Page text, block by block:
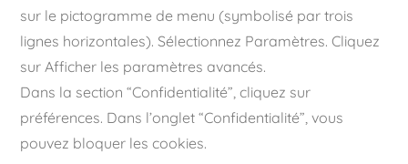
sur le pictogramme de menu (symbolisé par trois
lignes horizontales). Sélectionnez Paramètres. Cliquez
sur Afficher les paramètres avancés.
Dans la section “Confidentialité”, cliquez sur
préférences. Dans l’onglet “Confidentialité”, vous
pouvez bloquer les cookies.